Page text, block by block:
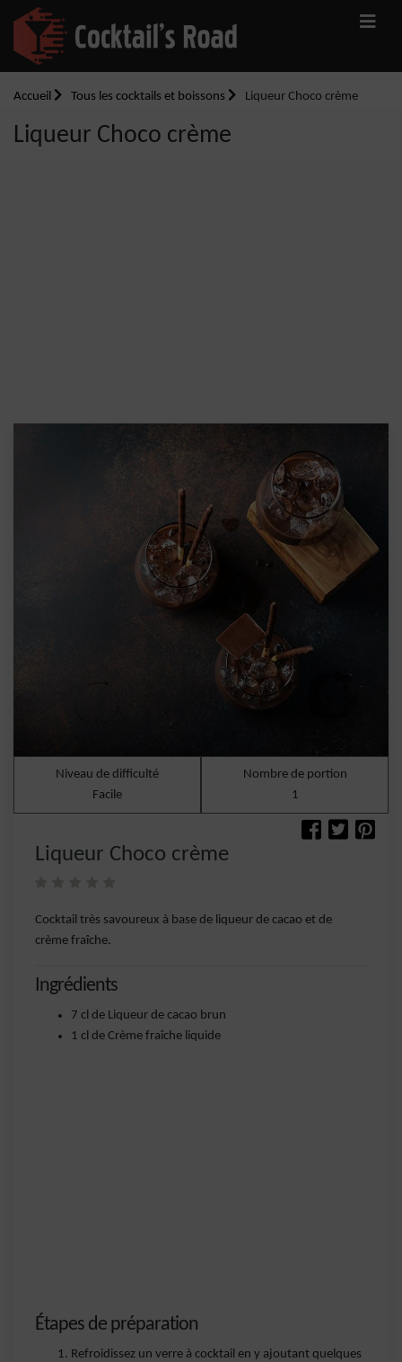
Accueil Tous les cocktails et boissons Liqueur Choco crème
Liqueur Choco crème
Niveau de difficulté
Facile
Nombre de portion
1
Liqueur Choco crème
Cocktail très savoureux à base de liqueur de cacao et de
crème fraîche.
Ingrédients
7 cl de Liqueur de cacao brun
1 cl de Crème fraîche liquide
Étapes de préparation
Refroidissez un verre à cocktail en y ajoutant quelques